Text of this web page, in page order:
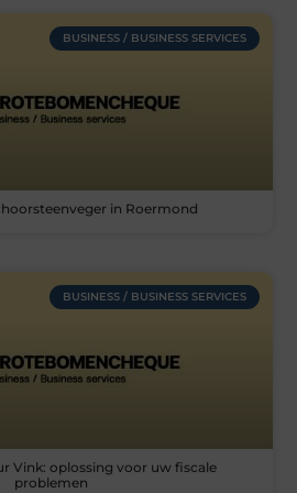
BUSINESS / BUSINESS SERVICES
in Roermond
BUSINESS / BUSINESS SERVICES
Vink: oplossing voor uw fiscale
problemen